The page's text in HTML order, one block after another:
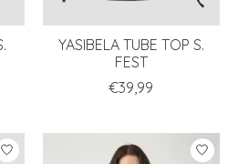
YASIBELA TUBE TOP S.
FEST
€39,99